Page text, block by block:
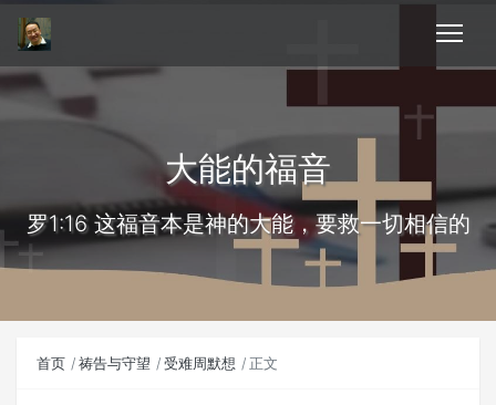
大能的福音
罗1:16 这福音本是神的大能，要救一切相信的
首页 祷告与守望 受难周默想 正文